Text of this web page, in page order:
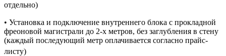
отдельно)
• Установка и подключение внутреннего блока с прокладной
фреоновой магистрали до 2-х метров, без заглубления в стену
(каждый последующий метр оплачивается согласно прайс-
листу)